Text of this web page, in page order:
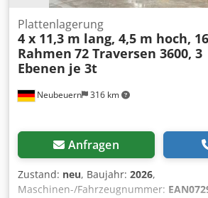
Neubeuern 316 km
Plattenlagerung
4 x 11,3 m lang, 4,5 m hoch, 16
Rahmen 72 Traversen 3600, 3
Ebenen je 3t
Anfragen
Zustand: neu, Baujahr: 2026,
Maschinen-/Fahrzeugnummer: